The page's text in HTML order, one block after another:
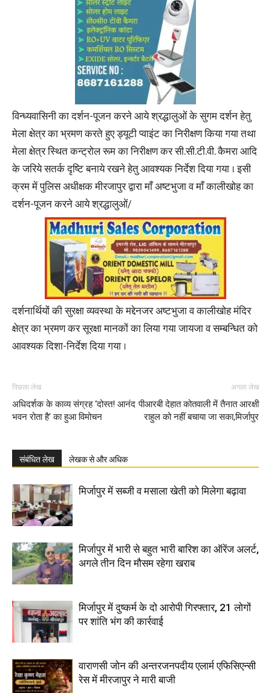
विन्ध्यवासिनी का दर्शन-पूजन करने आये श्रद्धालुओं के सुगम दर्शन हेतु
मेला क्षेत्र का भ्रमण करते हुए ड्यूटी प्वाइंट का निरीक्षण किया गया तथा
मेला क्षेत्र स्थित कन्ट्रोल रूम का निरीक्षण कर सी.सी.टी.वी. कैमरा आदि
के जरिये सतर्क दृष्टि बनाये रखने हेतु आवश्यक निर्देश दिया गया । इसी
क्रम में पुलिस अधीक्षक मीरजापुर द्वारा माँ अष्टभुजा व माँ कालीखोह का
दर्शन-पूजन करने आये श्रद्धालुओं/
दर्शनार्थियों की सुरक्षा व्यवस्था के मद्देनजर अष्टभुजा व कालीखोह मंदिर
क्षेत्र का भ्रमण कर सूरक्षा मानकों का लिया गया जायजा व सम्बन्धित को
आवश्यक दिशा-निर्देश दिया गया ।
पिछला लेख
अधिदर्शक के काव्य संग्रह ‘दोस्त! आनंद
भवन रोता है’ का हुआ विमोचन
अगला लेख
पीआरबी देहात कोतवाली में तैनात आरक्षी
राहुल को नहीं बचाया जा सका,मिर्जापुर
संबंधित लेख लेखक से और अधिक
मिर्जापुर में सब्जी व मसाला खेती को मिलेगा बढ़ावा
मिर्जापुर में भारी से बहुत भारी बारिश का ऑरेंज अलर्ट,
अगले तीन दिन मौसम रहेगा खराब
मिर्जापुर में दुष्कर्म के दो आरोपी गिरफ्तार, 21 लोगों
पर शांति भंग की कार्रवाई
वाराणसी जोन की अन्तरजनपदीय एलार्म एफिसिएन्सी
रेस में मीरजापुर ने मारी बाजी